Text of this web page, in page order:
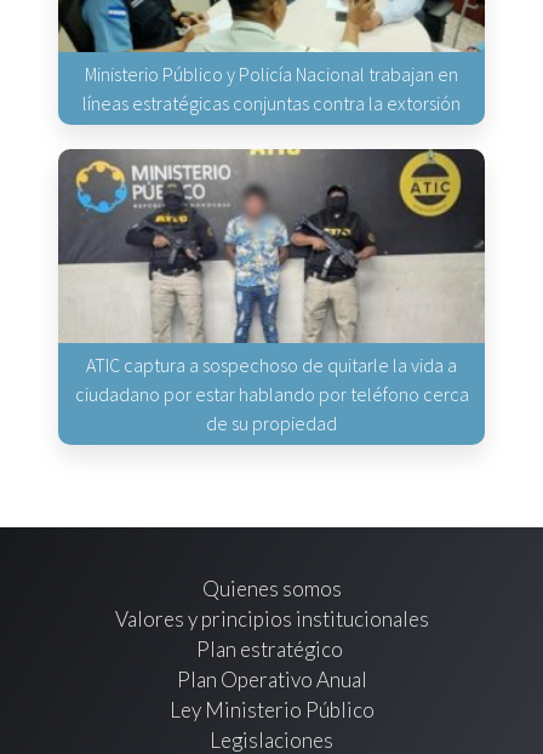
Ministerio Público y Policía Nacional trabajan en
líneas estratégicas conjuntas contra la extorsión
ATIC captura a sospechoso de quitarle la vida a
ciudadano por estar hablando por teléfono cerca
de su propiedad
Quienes somos
Valores y principios institucionales
Plan estratégico
Plan Operativo Anual
Ley Ministerio Público
Legislaciones